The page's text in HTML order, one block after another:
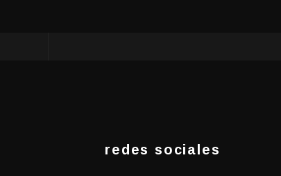
redes sociales